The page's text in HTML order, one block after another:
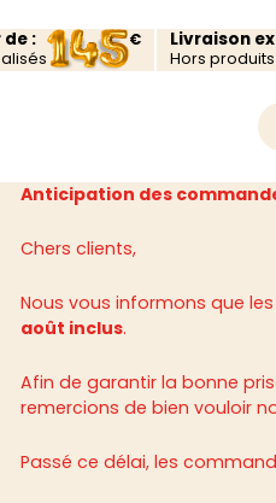
: € Livraison
Hors
Anticipation des
Chers clients,
Nous vous informons que
août inclus.
Afin de garantir la bonne
remercions de bien vouloir
Passé ce délai, les